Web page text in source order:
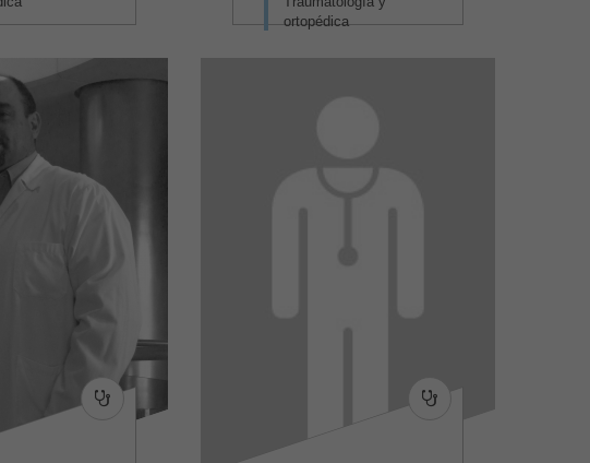
ortopédica